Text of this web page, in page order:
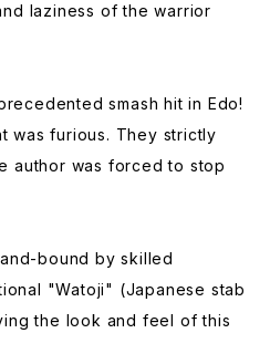
laziness of the warrior
smash hit in Edo!
was furious. They strictly
author was forced to stop
bound by skilled
"Watoji" (Japanese stab
the look and feel of this